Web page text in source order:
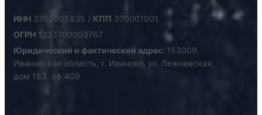
ИНН 3700005835 / КПП 370001001
ОГРН 1233700003767
Юридический и фактический адрес: 153009,
Ивановская область, г. Иваново, ул. Лежневская,
дом 183, оф.409